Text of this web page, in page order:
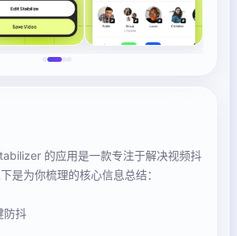
的应用是一款专注于解决视频抖
是为你梳理的核心信息总结：
防抖